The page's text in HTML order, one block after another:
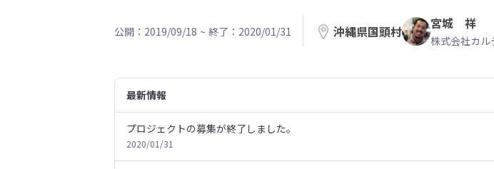
公開：2019/09/18 ~ 終了：2020/01/31 沖縄県国頭村 宮城 祥
株式会社カル
最新情報
プロジェクトの募集が終了しました。
2020/01/31